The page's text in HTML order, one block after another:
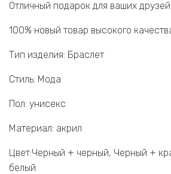
Отличный подарок для ваших друзей.
100% новый товар высокого
Тип изделия: Браслет
Стиль: Мода
Пол: унисекс
Материал: акрил
Цвет:Черный + черный, Черный +
белый